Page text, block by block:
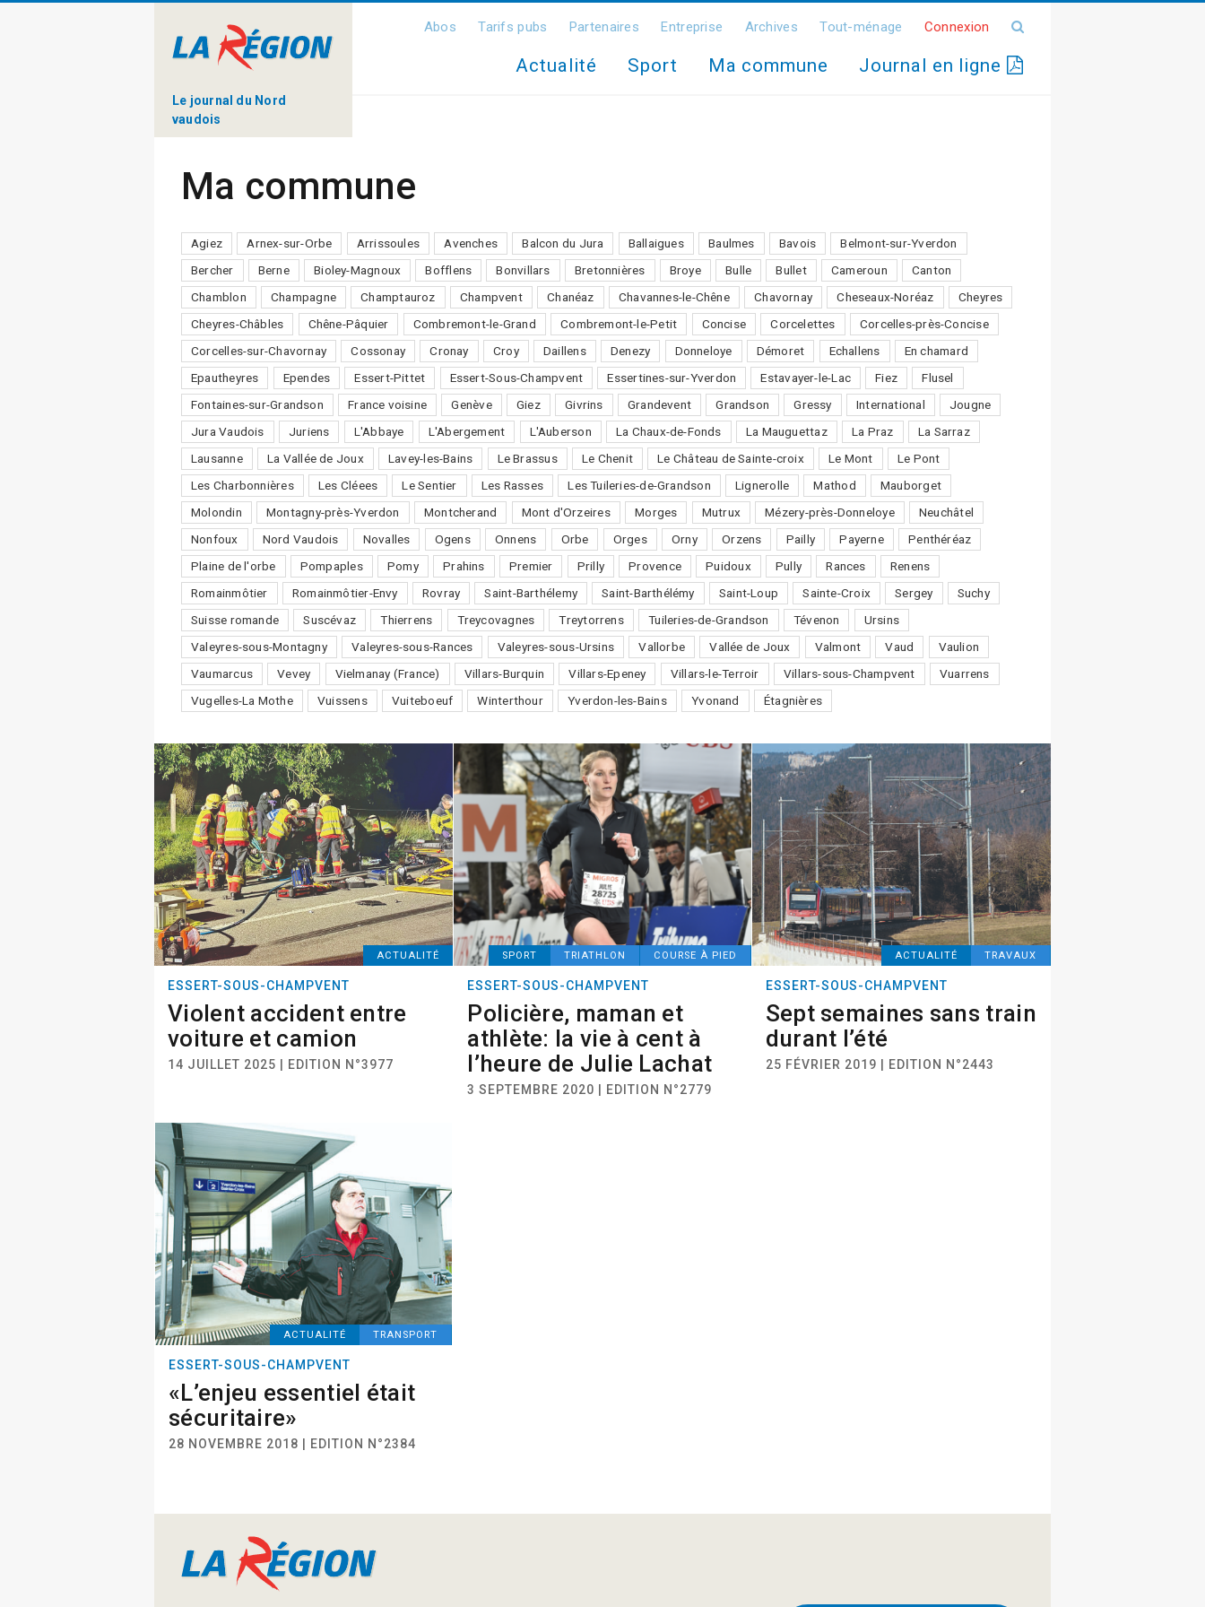
Le journal du Nord
vaudois
Abos Tarifs pubs Partenaires Entreprise Archives Tout-ménage Connexion
Actualité Sport Ma commune Journal en ligne
Ma commune
Agiez Arnex-sur-Orbe Arrissoules Avenches Balcon du Jura Ballaigues Baulmes Bavois
Belmont-sur-Yverdon
Bercher
Berne Bioley-Magnoux Bofflens Bonvillars Bretonnières Broye Bulle Bullet Cameroun
Canton
Chamblon
Champagne Champtauroz Champvent Chanéaz Chavannes-le-Chêne Chavornay Cheseaux-Noréaz
Cheyres
Cheyres-Châbles
Chêne-Pâquier Combremont-le-Grand Combremont-le-Petit Concise Corcelettes
Corcelles-près-Concise
Corcelles-sur-Chavornay
Cossonay Cronay Croy Daillens Denezy Donneloye Démoret Echallens
En chamard
Epautheyres
Ependes Essert-Pittet Essert-Sous-Champvent Essertines-sur-Yverdon Estavayer-le-Lac Fiez
Flusel
Fontaines-sur-Grandson
France voisine Genève Giez Givrins Grandevent Grandson Gressy International
Jougne
Jura Vaudois
Juriens L'Abbaye L'Abergement L'Auberson La Chaux-de-Fonds La Mauguettaz La Praz
La Sarraz
Lausanne
La Vallée de Joux Lavey-les-Bains Le Brassus Le Chenit Le Château de Sainte-croix Le Mont
Le Pont
Les Charbonnières
Les Cléees Le Sentier Les Rasses Les Tuileries-de-Grandson Lignerolle Mathod
Mauborget
Molondin
Montagny-près-Yverdon Montcherand Mont d'Orzeires Morges Mutrux Mézery-près-Donneloye
Neuchâtel
Nonfoux
Nord Vaudois Novalles Ogens Onnens Orbe Orges Orny Orzens Pailly Payerne
Penthéréaz
Plaine de l'orbe
Pompaples Pomy Prahins Premier Prilly Provence Puidoux Pully Rances
Renens
Romainmôtier
Romainmôtier-Envy Rovray Saint-Barthélemy Saint-Barthélémy Saint-Loup Sainte-Croix Sergey
Suchy
Suisse romande
Suscévaz Thierrens Treycovagnes Treytorrens Tuileries-de-Grandson Tévenon
Ursins
Valeyres-sous-Montagny
Valeyres-sous-Rances Valeyres-sous-Ursins Vallorbe Vallée de Joux Valmont Vaud
Vaulion
Vaumarcus
Vevey Vielmanay (France) Villars-Burquin Villars-Epeney Villars-le-Terroir Villars-sous-Champvent
Vuarrens
Vugelles-La Mothe
Vuissens Vuiteboeuf Winterthour Yverdon-les-Bains Yvonand Étagnières
ACTUALITÉ
ESSERT-SOUS-CHAMPVENT
Violent accident entre
voiture et camion
14 JUILLET 2025 | EDITION N°3977
SPORT TRIATHLON COURSE À PIED
ESSERT-SOUS-CHAMPVENT
Policière, maman et
athlète: la vie à cent à
l’heure de Julie Lachat
3 SEPTEMBRE 2020 | EDITION N°2779
ACTUALITÉ TRAVAUX
ESSERT-SOUS-CHAMPVENT
Sept semaines sans train
durant l’été
25 FÉVRIER 2019 | EDITION N°2443
ACTUALITÉ TRANSPORT
ESSERT-SOUS-CHAMPVENT
«L’enjeu essentiel était
sécuritaire»
28 NOVEMBRE 2018 | EDITION N°2384